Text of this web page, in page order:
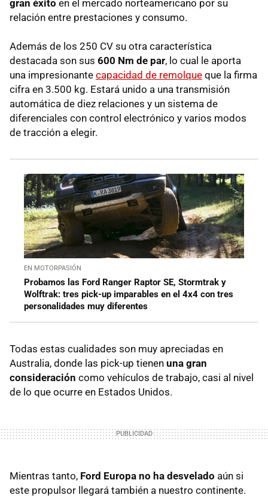
gran éxito en el mercado norteamericano por su
relación entre prestaciones y consumo.
Además de los 250 CV su otra característica
destacada son sus 600 Nm de par, lo cual le aporta
una impresionante capacidad de remolque que la firma
cifra en 3.500 kg. Estará unido a una transmisión
automática de diez relaciones y un sistema de
diferenciales con control electrónico y varios modos
de tracción a elegir.
EN MOTORPASIÓN
Probamos las Ford Ranger Raptor SE, Stormtrak y
Wolftrak: tres pick-up imparables en el 4x4 con tres
personalidades muy diferentes
Todas estas cualidades son muy apreciadas en
Australia, donde las pick-up tienen una gran
consideración como vehículos de trabajo, casi al nivel
de lo que ocurre en Estados Unidos.
Mientras tanto, Ford Europa no ha desvelado aún si
este propulsor llegará también a nuestro continente.